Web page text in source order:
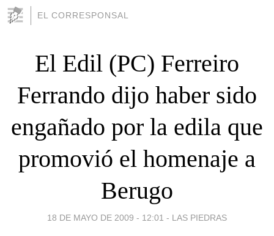
EL CORRESPONSAL
El Edil (PC) Ferreiro
Ferrando dijo haber sido
engañado por la edila que
promovió el homenaje a
Berugo
18 DE MAYO DE 2009 - 12:01 - LAS PIEDRAS